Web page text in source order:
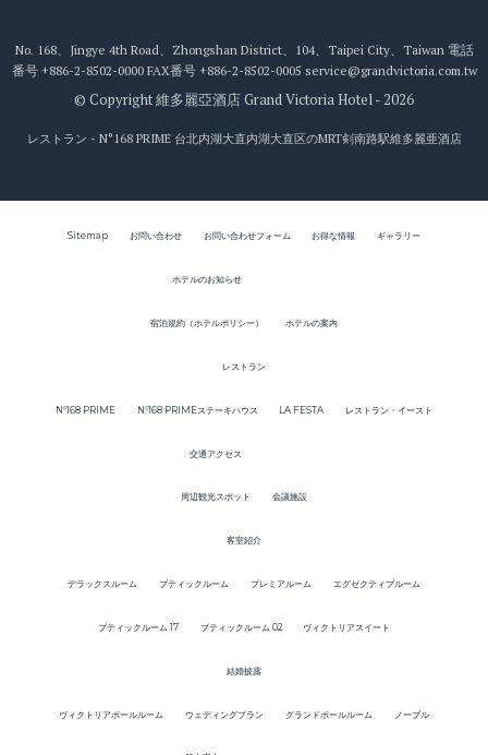
No. 168、Jingye 4th Road、Zhongshan District、104、Taipei City、Taiwan 電話
番号 +886-2-8502-0000 FAX番号 +886-2-8502-0005 service@grandvictoria.com.tw
© Copyright 維多麗亞酒店 Grand Victoria Hotel - 2026
レストラン - N°168 PRIME 台北内湖大直内湖大直区のMRT剣南路駅維多麗亜酒店
Sitemap お問い合わせ お問い合わせフォーム お得な情報 ギャラリー
ホテルのお知らせ
宿泊規約（ホテルポリシー） ホテルの案内
レストラン
N°168 PRIME N°168 PRIMEステーキハウス LA FESTA レストラン・イースト
交通アクセス
周辺観光スポット 会議施設
客室紹介
デラックスルーム ブティックルーム プレミアルーム エグゼクティブルーム
ブティックルーム 17 ブティックルーム 02 ヴィクトリアスイート
結婚披露
ヴィクトリアボールルーム ウェディングプラン グランドボールルーム ノーブル